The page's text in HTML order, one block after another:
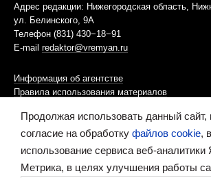
Адрес редакции: Нижегородская область,
ул. Белинского, 9А
Телефон (831) 430−18−91
E-mail redaktor@vremyan.ru
Информация об агентстве
Правила использования материалов
Информационная политика использования
Ресурс содержит материалы 16+
Продолжая использовать данный сайт,
согласие на обработку файлов cookie,
использование сервиса веб-аналитики
Метрика, в целях улучшения работы